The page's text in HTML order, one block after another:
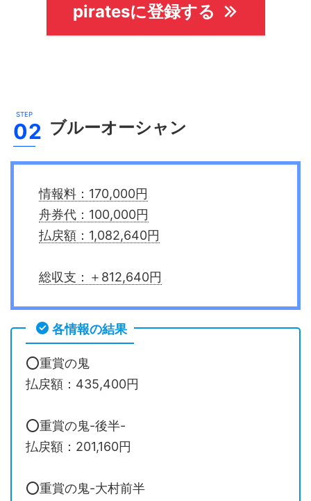
piratesに登録する
ブルーオーシャン
情報料：170,000円
舟券代：100,000円
払戻額：1,082,640円
総収支：＋812,640円
各情報の結果
⭕️重賞の鬼
払戻額：435,400円
⭕️重賞の鬼-後半-
払戻額：201,160円
⭕️重賞の鬼-大村前半